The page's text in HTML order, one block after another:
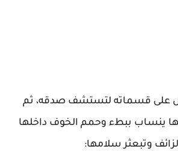
على قسماته لتستشف صدقه، ثم
ينساب ببطء وحمم الخوف داخلها
وتبعثر سلامها: